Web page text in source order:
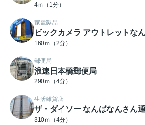
4ｍ（1分）
家電製品
ビックカメラ アウトレットな
160ｍ（2分）
郵便局
浪速日本橋郵便局
290ｍ（4分）
生活雑貨店
ザ・ダイソー なんばなんさん
310ｍ（4分）